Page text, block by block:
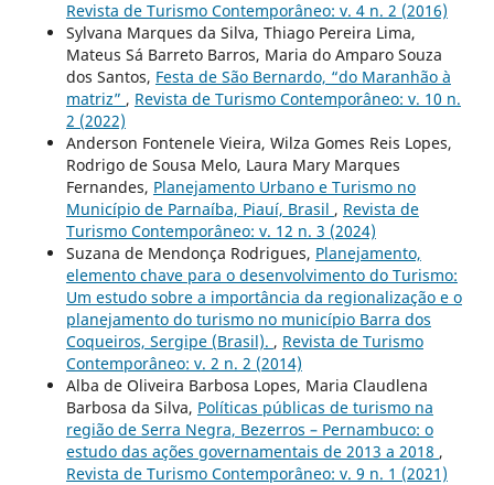
Revista de Turismo Contemporâneo: v. 4 n. 2 (2016)
Sylvana Marques da Silva, Thiago Pereira Lima,
Mateus Sá Barreto Barros, Maria do Amparo Souza
dos Santos, Festa de São Bernardo, “do Maranhão à
matriz” , Revista de Turismo Contemporâneo: v. 10 n.
2 (2022)
Anderson Fontenele Vieira, Wilza Gomes Reis Lopes,
Rodrigo de Sousa Melo, Laura Mary Marques
Fernandes, Planejamento Urbano e Turismo no
Município de Parnaíba, Piauí, Brasil , Revista de
Turismo Contemporâneo: v. 12 n. 3 (2024)
Suzana de Mendonça Rodrigues, Planejamento,
elemento chave para o desenvolvimento do Turismo:
Um estudo sobre a importância da regionalização e o
planejamento do turismo no município Barra dos
Coqueiros, Sergipe (Brasil). , Revista de Turismo
Contemporâneo: v. 2 n. 2 (2014)
Alba de Oliveira Barbosa Lopes, Maria Claudlena
Barbosa da Silva, Políticas públicas de turismo na
região de Serra Negra, Bezerros – Pernambuco: o
estudo das ações governamentais de 2013 a 2018 ,
Revista de Turismo Contemporâneo: v. 9 n. 1 (2021)